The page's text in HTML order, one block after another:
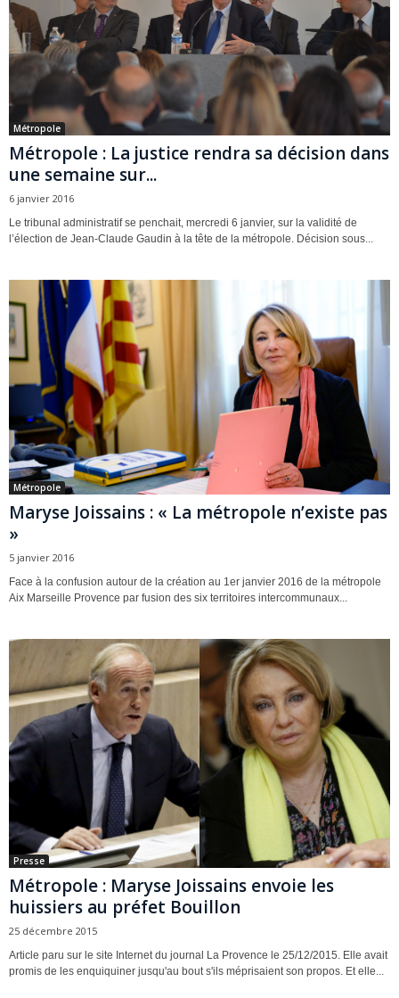
Métropole
Métropole : La justice rendra sa décision dans
une semaine sur...
6 janvier 2016
Le tribunal administratif se penchait, mercredi 6 janvier, sur la validité de
l’élection de Jean-Claude Gaudin à la tête de la métropole. Décision sous...
Métropole
Maryse Joissains : « La métropole n’existe pas
»
5 janvier 2016
Face à la confusion autour de la création au 1er janvier 2016 de la métropole
Aix Marseille Provence par fusion des six territoires intercommunaux...
Presse
Métropole : Maryse Joissains envoie les
huissiers au préfet Bouillon
25 décembre 2015
Article paru sur le site Internet du journal La Provence le 25/12/2015. Elle avait
promis de les enquiquiner jusqu'au bout s'ils méprisaient son propos. Et elle...